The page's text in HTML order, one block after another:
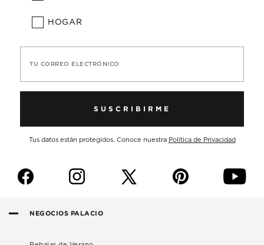
HOGAR
TU CORREO ELECTRÓNICO
SUSCRIBIRME
Tus datos están protegidos. Conoce nuestra Política de Privacidad
f i p y
NEGOCIOS PALACIO